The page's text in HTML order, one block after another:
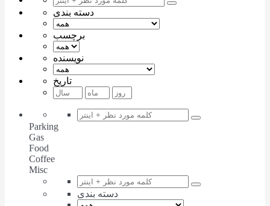
دسته بندی
برچسب
نویسنده
تاریخ
Parking
Gas
Food
Coffee
Misc
دسته بندی